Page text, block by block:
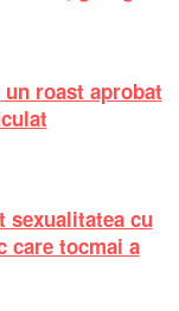
roast aprobat
sexualitatea cu
care tocmai a